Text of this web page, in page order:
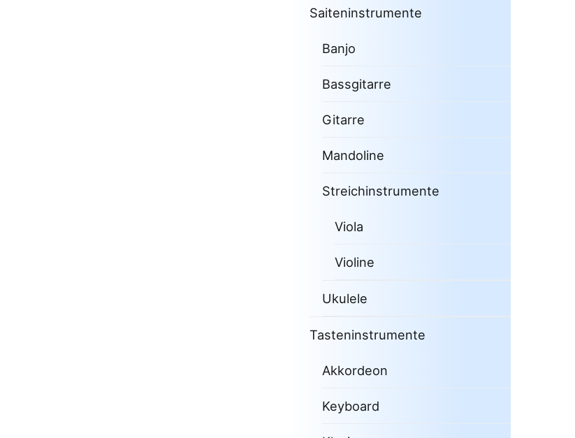
Saiteninstrumente
Banjo
Bassgitarre
Gitarre
Mandoline
Streichinstrumente
Viola
Violine
Ukulele
Tasteninstrumente
Akkordeon
Keyboard